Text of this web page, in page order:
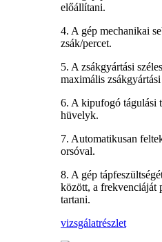
előállítani.
4. A gép mechanikai
zsák/percet.
5. A zsákgyártási
maximális
6. A kipufogó tágulási
hüvelyk.
7. Automatikusan
orsóval.
8. A gép
között, a frekvenciáját
tartani.
vizsgálatrészlet